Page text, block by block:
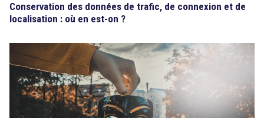
Conservation des données de trafic, de connexion et de
localisation : où en est-on ?